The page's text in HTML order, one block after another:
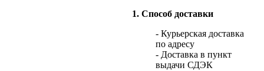
1. Способ доставки
- Курьерская доставка
по адресу
- Доставка в пункт
выдачи СДЭК